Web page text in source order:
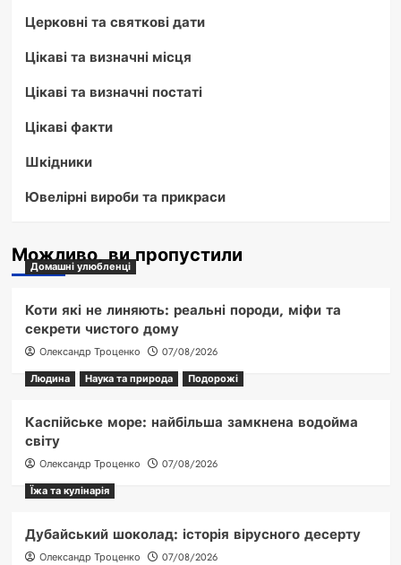
Церковні та святкові дати
Цікаві та визначні місця
Цікаві та визначні постаті
Цікаві факти
Шкідники
Ювелірні вироби та прикраси
Можливо, ви пропустили
Домашні улюбленці
Коти які не линяють: реальні породи, міфи та
секрети чистого дому
Олександр Троценко
07/08/2026
Людина
Наука та природа Подорожі
Каспійське море: найбільша замкнена водойма
світу
Олександр Троценко
07/08/2026
Їжа та кулінарія
Дубайський шоколад: історія вірусного десерту
Олександр Троценко
07/08/2026